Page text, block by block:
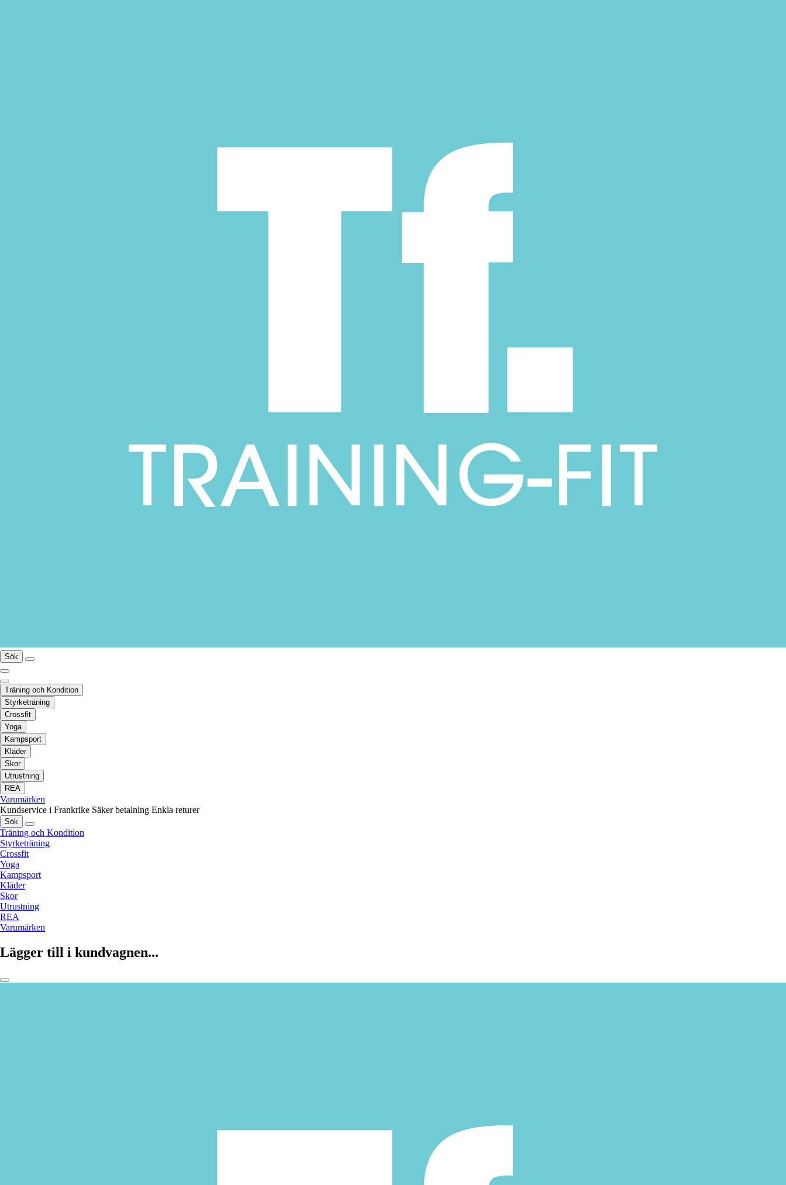
Sök
Träning och Kondition
Styrketräning
Crossfit
Yoga
Kampsport
Kläder
Skor
Utrustning
REA
Varumärken
Kundservice i Frankrike Säker betalning Enkla returer
Sök
Träning och Kondition
Styrketräning
Crossfit
Yoga
Kampsport
Kläder
Skor
Utrustning
REA
Varumärken
Lägger till i kundvagnen...